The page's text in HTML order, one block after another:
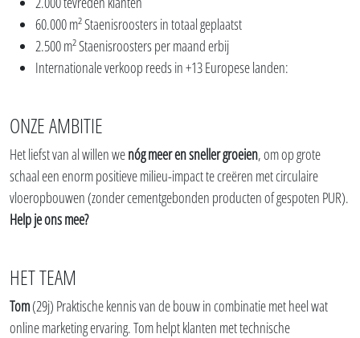
60.000 m² Staenisroosters in totaal geplaatst
2.500 m² Staenisroosters per maand erbij
Internationale verkoop reeds in +13 Europese landen:
ONZE AMBITIE
Het liefst van al willen wenóg meer en sneller groeien, om op grote
schaal een enorm positieve milieu-impact te creëren met circulaire
vloeropbouwen (zonder cementgebonden producten of gespoten PUR).
Help je ons mee?
HET TEAM
Tom(29j) Praktische kennis van de bouw in combinatie met heel wat
online marketing ervaring. Tom helpt klanten met technische